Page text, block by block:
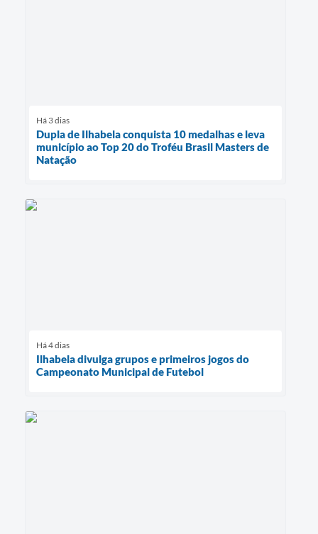
Há 3 dias
Dupla de Ilhabela conquista 10 medalhas e leva
município ao Top 20 do Troféu Brasil Masters de
Natação
Há 4 dias
Ilhabela divulga grupos e primeiros jogos do
Campeonato Municipal de Futebol